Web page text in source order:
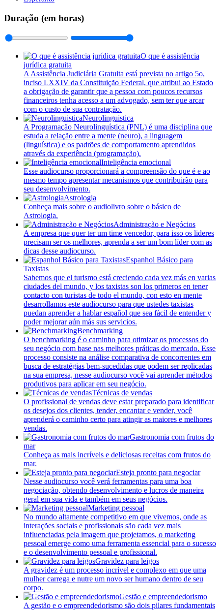
Duração (em horas)
O que é assistência
jurídica gratuita
A Assistência Judiciária Gratuita está prevista no artigo 5o,
inciso LXXIV da Constituição Federal, que atribui ao Estado
a obrigação de garantir que a pessoa com poucos recursos
financeiros tenha acesso a um advogado, sem ter que arcar
com o custo de sua contratação.
Neurolinguistica
A Programação Neurolinguística (PNL) é uma disciplina que
estuda a relação entre a mente (neuro), a linguagem
(linguística) e os padrões de comportamento aprendidos
através da experiência (programação).
Inteligência emocional
Esse audiocurso proporcionará a compreensão do que é e ao
mesmo tempo apresentar mecanismos que contribuirão para
seu desenvolvimento.
Astrologia
Conheça mais sobre o audiolivro sobre o básico de
Astrologia.
Administração e Negócios
A empresa que quer ter um time vencedor, para isso os lideres
precisam ser os melhores, aprenda a ser um bom líder com as
dicas desse audiocurso.
Espanhol Básico para
Taxistas
Sabemos que el turismo está creciendo cada vez más en varias
ciudades del mundo, y los taxistas son los primeros en tener
contacto con turistas de todo el mundo, con esto en mente
desarrollamos este audiocurso para que ustedes taxistas
puedan aprender a hablar español que sea fácil de entender y
poder mejorar aún más sus servicios.
Benchmarking
O benchmarking é o caminho para otimizar os processos do
seu negócio com base nas melhores práticas do mercado. Esse
processo consiste na análise comparativa de concorrentes em
busca de estratégias bem-sucedidas que podem ser replicadas
na sua empresa, nesse audiocurso você vai aprender métodos
produtivos para aplicar em seu negócio.
Técnicas de vendas
O profissional de vendas deve estar preparado para identificar
os desejos dos clientes, tender, encantar e vender, você
aprenderá o caminho certo para atingir as maiores e melhores
vendas.
Gastronomia com frutos do
mar
Conheça as mais incríveis e deliciosas receitas com frutos do
mar.
Esteja pronto para negociar
Nesse audiocurso você verá ferramentas para uma boa
negociação, obtendo desenvolvimento e lucros de maneira
geral em sua vida e também em seus negócios.
Marketing pessoal
No mundo altamente competitivo em que vivemos, onde as
interações sociais e profissionais são cada vez mais
influenciadas pela imagem que projetamos, o marketing
pessoal emerge como uma ferramenta essencial para o sucesso
e o desenvolvimento pessoal e profissional.
Gravidez para leigos
A gravidez é um processo incrível e complexo em que uma
mulher carrega e nutre um novo ser humano dentro de seu
corpo.
Gestão e empreendedorismo
A gestão e o empreendedorismo são dois pilares fundamentais